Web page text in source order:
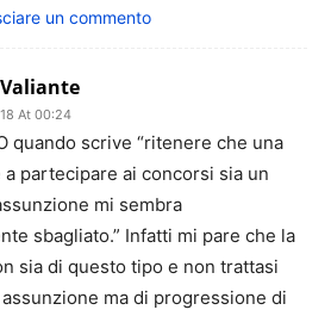
un commento
At 00:24
quando scrive “ritenere che una
partecipare ai concorsi sia un
mi sembra
sbagliato.” Infatti mi pare che la
sia di questo tipo e non trattasi
ma di progressione di